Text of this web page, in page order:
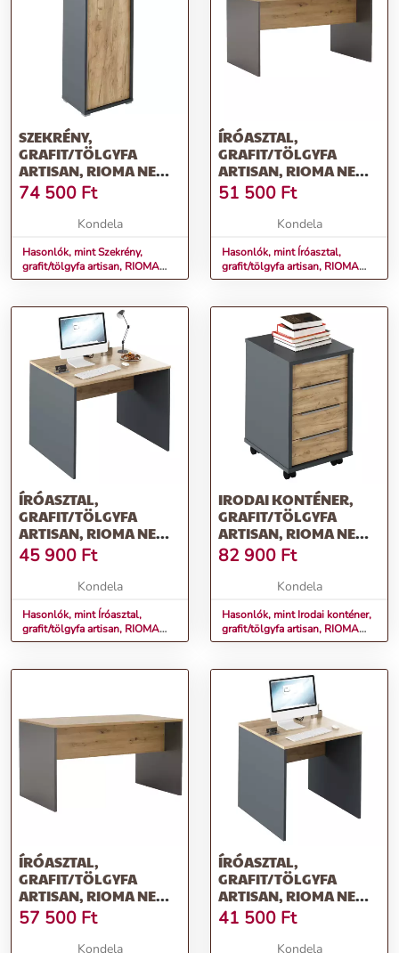
SZEKRÉNY,
GRAFIT/TÖLGYFA
ARTISAN, RIOMA NEW
TYP 10
74 500 Ft
Kondela
Hasonlók, mint Szekrény,
grafit/tölgyfa artisan, RIOMA
NEW TYP 10
ÍRÓASZTAL,
GRAFIT/TÖLGYFA
ARTISAN, RIOMA NEW
TYP 11
51 500 Ft
Kondela
Hasonlók, mint Íróasztal,
grafit/tölgyfa artisan, RIOMA
NEW TYP 11
ÍRÓASZTAL,
GRAFIT/TÖLGYFA
ARTISAN, RIOMA NEW
TYP 12
45 900 Ft
Kondela
Hasonlók, mint Íróasztal,
grafit/tölgyfa artisan, RIOMA
NEW TYP 12
IRODAI KONTÉNER,
GRAFIT/TÖLGYFA
ARTISAN, RIOMA NEW
TYP 14
82 900 Ft
Kondela
Hasonlók, mint Irodai konténer,
grafit/tölgyfa artisan, RIOMA
NEW TYP 14
ÍRÓASZTAL,
GRAFIT/TÖLGYFA
ARTISAN, RIOMA NEW
TYP 16
57 500 Ft
Kondela
ÍRÓASZTAL,
GRAFIT/TÖLGYFA
ARTISAN, RIOMA NEW
TYP 17
41 500 Ft
Kondela